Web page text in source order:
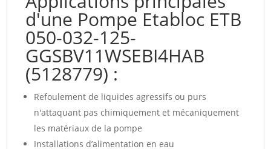
d'une Pompe Etabloc ETB
050-032-125-
GGSBV11WSEBI4HAB
(5128779) :
Refoulement de liquides agressifs ou purs
n'attaquant pas chimiquement et mécaniquement
les matériaux de la pompe
Installations d’alimentation en eau